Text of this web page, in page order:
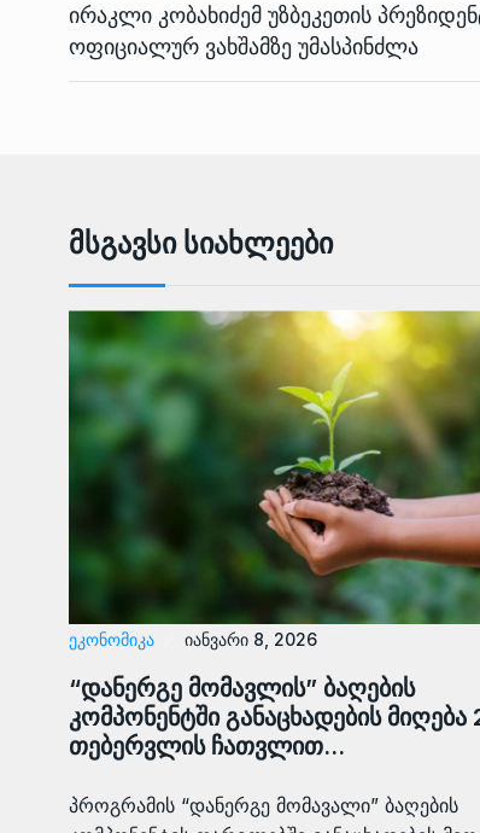
ირაკლი კობახიძემ უზბეკეთის
ოფიციალურ ვახშამზე უმასპინძლა
Მსგავსი Სიახლეები
ᲔᲙᲝᲜᲝᲛᲘᲙᲐ იანვარი 8, 2026
“დანერგე მომავლის” ბაღების
კომპონენტში განაცხადების მიღება
თებერვლის ჩათვლით…
პროგრამის “დანერგე მომავალი” ბაღების